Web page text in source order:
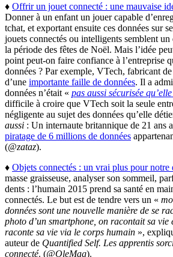
♦ Offrir un jouet connecté : une mauvaise
Donner à un enfant un jouer capable
tchat, et exportant ensuite ces données sur
jouets connectés ou intelligents semblent
la période des fêtes de Noël. Mais l’idée
point peut-on faire confiance à l’entreprise
données ? Par exemple, VTech, fabricant
d’une importante faille de données. Il a
données n’était « pas aussi sécurisée
difficile à croire que VTech soit la seule
négligente au sujet des données qu’elle
aussi : Un internaute britannique de 21 ans
piratage de 6 millions de données
(@zataz).
♦ Objets connectés : un vrai plus pour notre
masse graisseuse, analyser son sommeil,
dents : l’humain 2015 prend sa santé en
connectés. Le but est de tendre vers un «
données sont une nouvelle manière de se
photo d’un smartphone, on racontait sa vie
raconte sa vie via le corps humain »,
auteur de Quantified Self. Les apprentis
connecté. (@OleMag).